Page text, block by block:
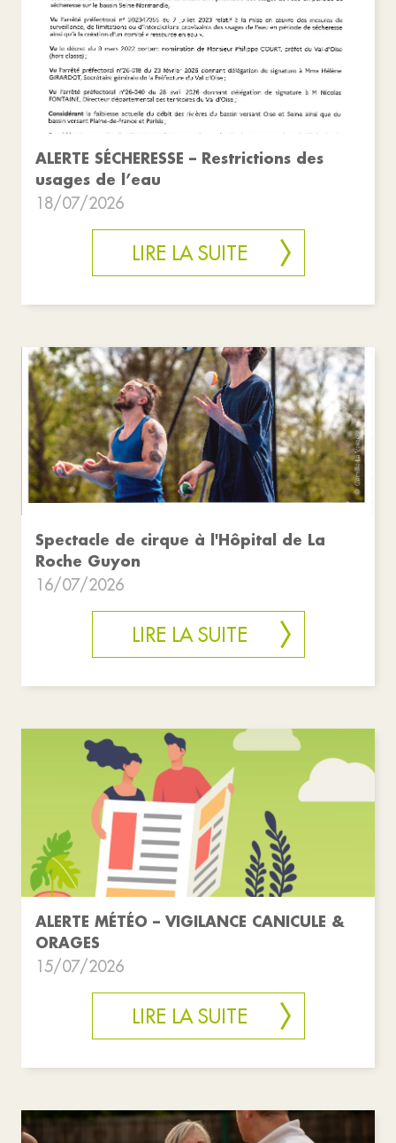
ALERTE SÉCHERESSE – Restrictions des
usages de l’eau
18/07/2026
LIRE LA SUITE
Spectacle de cirque à l'Hôpital de La
Roche Guyon
16/07/2026
LIRE LA SUITE
ALERTE MÉTÉO – VIGILANCE CANICULE &
ORAGES
15/07/2026
LIRE LA SUITE